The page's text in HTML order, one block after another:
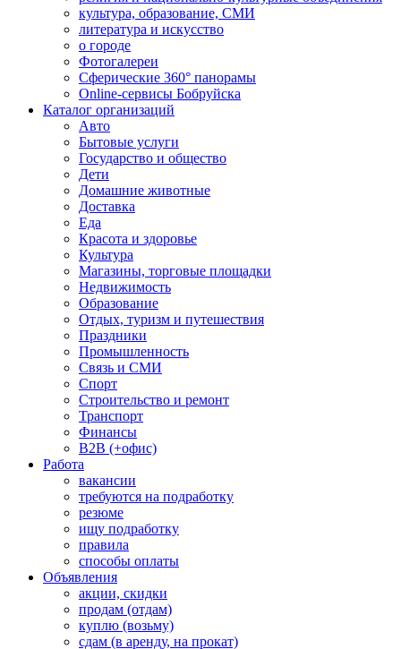
культура, образование, СМИ
литература и искусство
о городе
Фотогалереи
Сферические 360° панорамы
Online-сервисы Бобруйска
Каталог организаций
Авто
Бытовые услуги
Государство и общество
Дети
Домашние животные
Доставка
Еда
Красота и здоровье
Культура
Магазины, торговые площадки
Недвижимость
Образование
Отдых, туризм и путешествия
Праздники
Промышленность
Связь и СМИ
Спорт
Строительство и ремонт
Транспорт
Финансы
B2B (+офис)
Работа
вакансии
требуются на подработку
резюме
ищу подработку
правила
способы оплаты
Объявления
акции, скидки
продам (отдам)
куплю (возьму)
сдам (в аренду, на прокат)